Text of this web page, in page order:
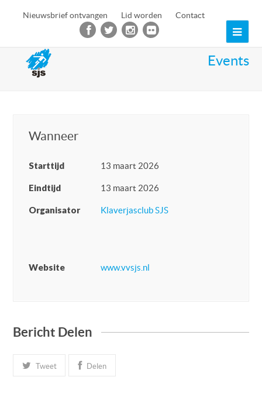
Nieuwsbrief ontvangen Lid worden Contact
Events
Wanneer
Starttijd 13 maart 2026
Eindtijd 13 maart 2026
Organisator Klaverjasclub SJS
Website www.vvsjs.nl
Bericht Delen
Tweet Delen